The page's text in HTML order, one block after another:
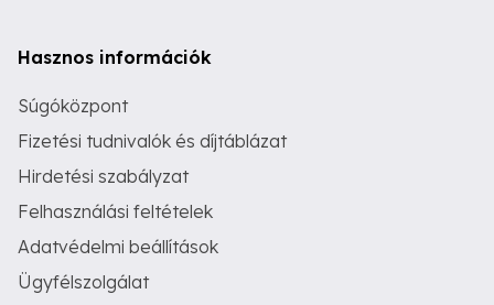
Hasznos információk
Súgóközpont
Fizetési tudnivalók és díjtáblázat
Hirdetési szabályzat
Felhasználási feltételek
Adatvédelmi beállítások
Ügyfélszolgálat